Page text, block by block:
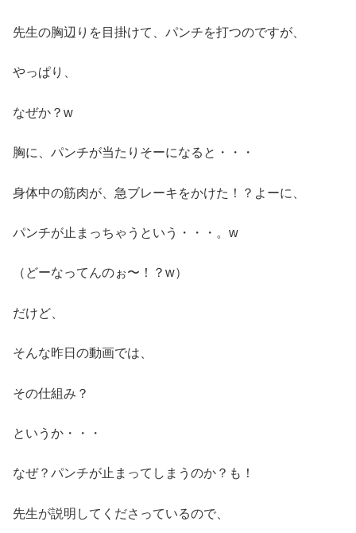
先生の胸辺りを目掛けて、パンチを打つのですが、
やっぱり、
なぜか？w
胸に、パンチが当たりそーになると・・・
身体中の筋肉が、急ブレーキをかけた！？よーに、
パンチが止まっちゃうという・・・。w
（どーなってんのぉ〜！？w）
だけど、
そんな昨日の動画では、
その仕組み？
というか・・・
なぜ？パンチが止まってしまうのか？も！
先生が説明してくださっているので、